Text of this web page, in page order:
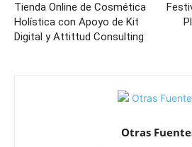
Tienda Online de Cosmética
Holística con Apoyo de Kit
Digital y Attittud Consulting
Otras